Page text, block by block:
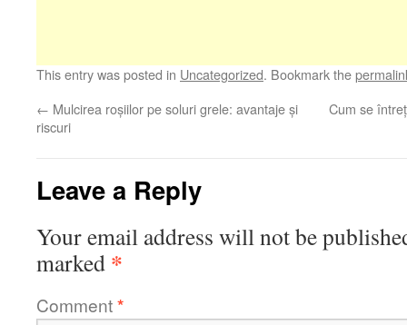
This entry was posted in Uncategorized. Bookmark the
← Mulcirea roșiilor pe soluri grele: avantaje și
riscuri
Cum se
Leave a Reply
Your email address will not be
marked *
Comment*